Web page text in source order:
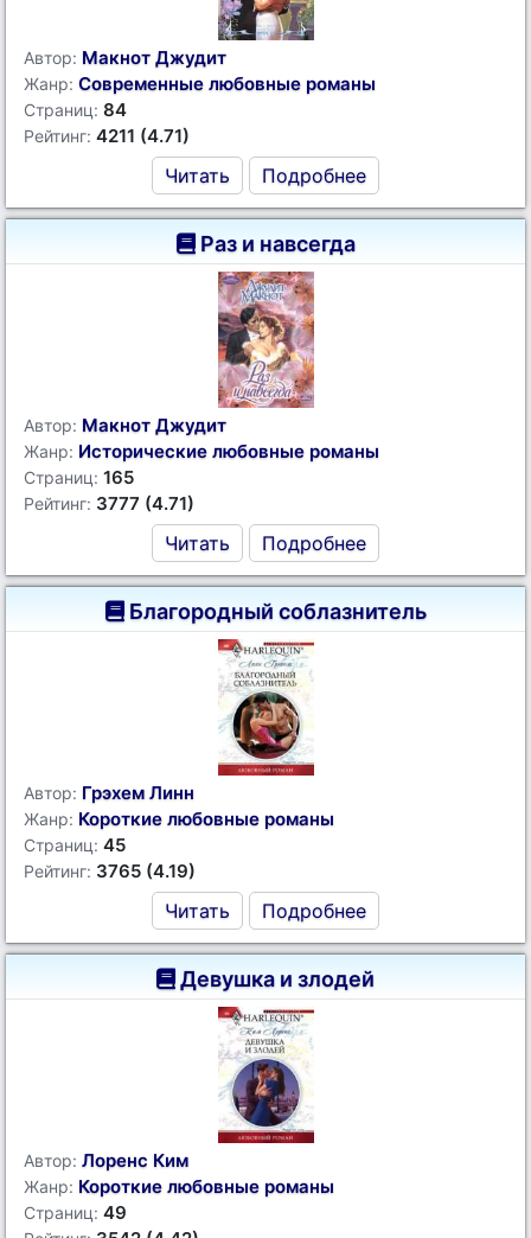
Автор: Макнот Джудит
Жанр: Современные любовные романы
Страниц: 84
Рейтинг: 4211 (4.71)
Читать Подробнее
Раз и навсегда
Автор: Макнот Джудит
Жанр: Исторические любовные романы
Страниц: 165
Рейтинг: 3777 (4.71)
Читать Подробнее
Благородный соблазнитель
Автор: Грэхем Линн
Жанр: Короткие любовные романы
Страниц: 45
Рейтинг: 3765 (4.19)
Читать Подробнее
Девушка и злодей
Автор: Лоренс Ким
Жанр: Короткие любовные романы
Страниц: 49